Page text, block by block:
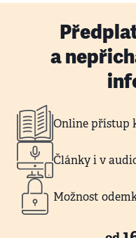
a
Online přístup
Články i v
Možnost